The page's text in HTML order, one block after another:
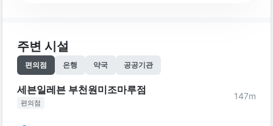
주변 시설
편의점 은행 약국 공공기관
세븐일레븐 부천원미조마루점
편의점
147m